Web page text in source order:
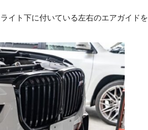
イト下に付いている左右のエアガイドを